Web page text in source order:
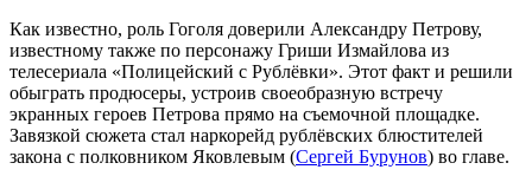
Как известно, роль Гоголя доверили Александру Петрову,
известному также по персонажу Гриши Измайлова из
телесериала «Полицейский с Рублёвки». Этот факт и решили
обыграть продюсеры, устроив своеобразную встречу
экранных героев Петрова прямо на съемочной площадке.
Завязкой сюжета стал наркорейд рублёвских блюстителей
закона с полковником Яковлевым (Сергей Бурунов) во главе.